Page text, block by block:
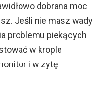
dobrana moc
Jeśli nie masz wady
problemu piekących
w krople
i wizytę